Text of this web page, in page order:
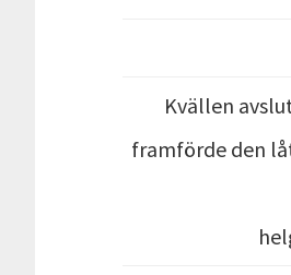
Kvällen
framförde den